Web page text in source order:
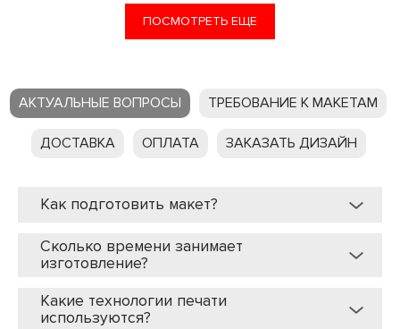
ПОСМОТРЕТЬ ЕЩЕ
АКТУАЛЬНЫЕ ВОПРОСЫ ТРЕБОВАНИЕ К МАКЕТАМ
ДОСТАВКА ОПЛАТА ЗАКАЗАТЬ ДИЗАЙН
Как подготовить макет?
Сколько времени занимает
изготовление?
Какие технологии печати
используются?